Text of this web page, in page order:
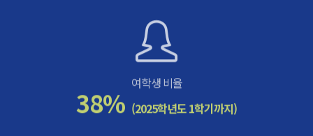
여학생 비율
38% (2025학년도 1학기까지)